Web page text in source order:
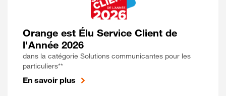
Orange est Élu Service Client de
l'Année 2026
dans la catégorie Solutions communicantes pour les
particuliers**
En savoir plus